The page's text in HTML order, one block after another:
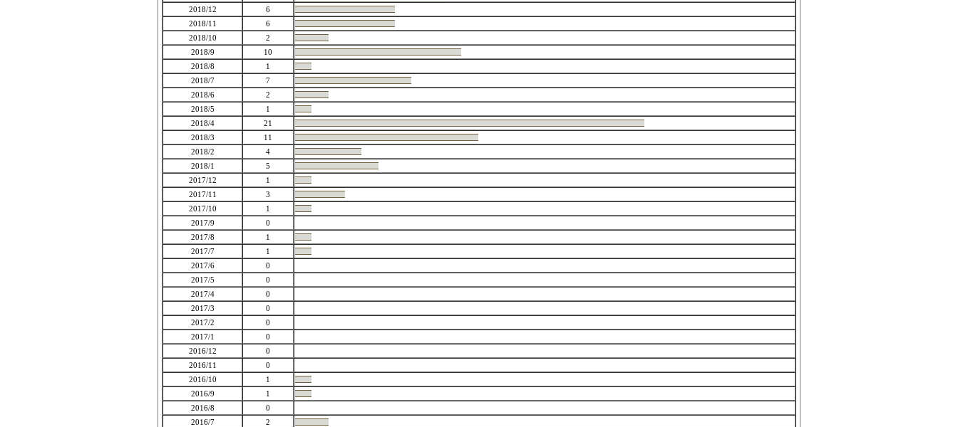
2018/12
6
2018/11
6
2018/10
2
2018/9
10
2018/8
1
2018/7
7
2018/6
2
2018/5
1
2018/4
21
2018/3
11
2018/2
4
2018/1
5
2017/12
1
2017/11
3
2017/10
1
2017/9
0
2017/8
1
2017/7
1
2017/6
0
2017/5
0
2017/4
0
2017/3
0
2017/2
0
2017/1
0
2016/12
0
2016/11
0
2016/10
1
2016/9
1
2016/8
0
2016/7
2